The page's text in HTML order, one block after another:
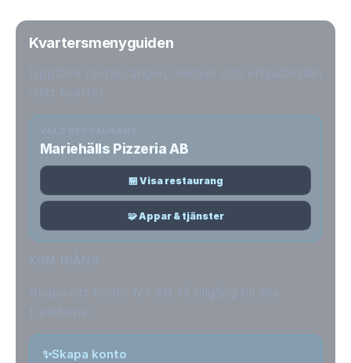
Kvartersmenyguiden
Mariehälls Pizzeria AB
🏪 Visa restaurang
🧩 Appar & tjänster
✨Skapa konto